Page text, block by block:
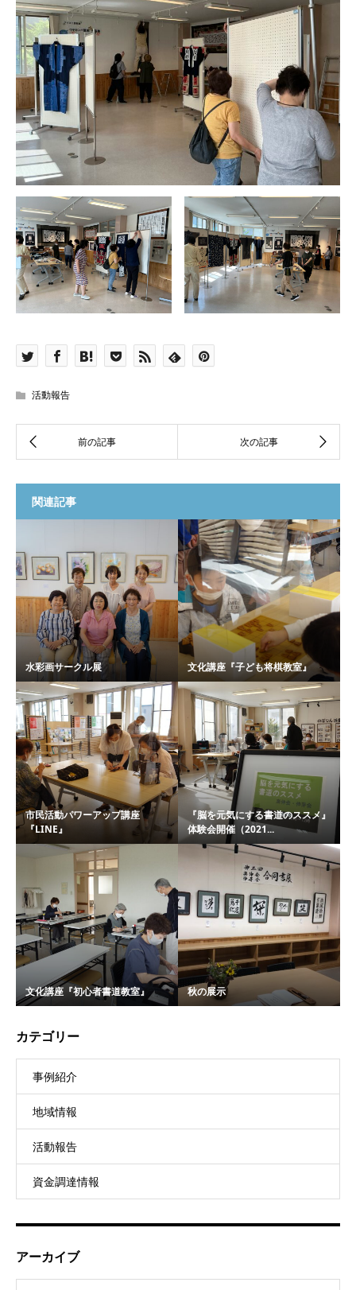
活動報告
関連記事
水彩画サークル展 文化講座『子ども将棋教室』
市民活動パワーアップ講座
『LINE』
『脳を元気にする書道のススメ』
体験会開催（2021...
文化講座『初心者書道教室』 秋の展示
カテゴリー
事例紹介
地域情報
活動報告
資金調達情報
アーカイブ